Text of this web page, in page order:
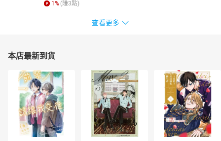
1 % (賺3點)
查看更多
本店最新到貨